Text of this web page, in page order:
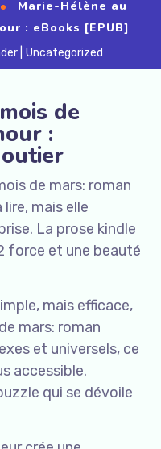
Marie-Hélène au
: eBooks [EPUB]
Uncategorized
de
:
de mars: roman
mais elle
La prose kindle
force et une beauté
mais efficace,
mars: roman
et universels, ce
accessible.
qui se dévoile